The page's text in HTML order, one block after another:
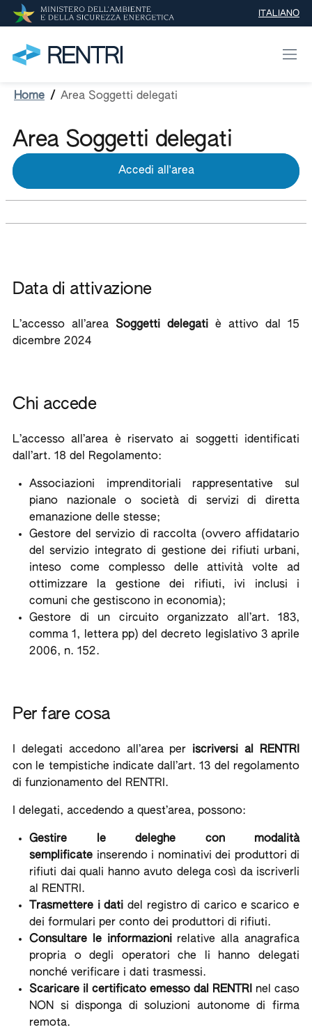
ITALIANO
Home / Area Soggetti delegati
Area Soggetti delegati
Accedi all'areaAccedi all'area
Data di attivazione
L’accesso all’area Soggetti delegati è attivo dal 15
dicembre 2024
Chi accede
L’accesso all’area è riservato ai soggetti identificati
dall’art. 18 del Regolamento:
Associazioni imprenditoriali rappresentative sul
piano nazionale o società di servizi di diretta
emanazione delle stesse;
Gestore del servizio di raccolta (ovvero affidatario
del servizio integrato di gestione dei rifiuti urbani,
inteso come complesso delle attività volte ad
ottimizzare la gestione dei rifiuti, ivi inclusi i
comuni che gestiscono in economia);
Gestore di un circuito organizzato all’art. 183,
comma 1, lettera pp) del decreto legislativo 3 aprile
2006, n. 152.
Per fare cosa
I delegati accedono all’area per iscriversi al RENTRI
con le tempistiche indicate dall’art. 13 del regolamento
di funzionamento del RENTRI.
I delegati, accedendo a quest’area, possono:
Gestire le deleghe con modalità
semplificate inserendo i nominativi dei produttori di
rifiuti dai quali hanno avuto delega così da iscriverli
al RENTRI.
Trasmettere i dati del registro di carico e scarico e
dei formulari per conto dei produttori di rifiuti.
Consultare le informazioni relative alla anagrafica
propria o degli operatori che li hanno delegati
nonché verificare i dati trasmessi.
Scaricare il certificato emesso dal RENTRI nel caso
NON si disponga di soluzioni autonome di firma
remota.